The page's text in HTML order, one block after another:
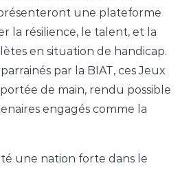
une plateforme
la résilience, le talent, et la
en situation de handicap.
par la BIAT, ces Jeux
de main, rendu possible
engagés comme la
une nation forte dans le